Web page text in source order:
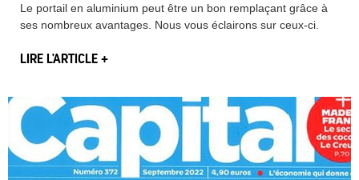
Le portail en aluminium peut être un bon remplaçant grâce à
ses nombreux avantages. Nous vous éclairons sur ceux-ci.
LIRE L'ARTICLE +